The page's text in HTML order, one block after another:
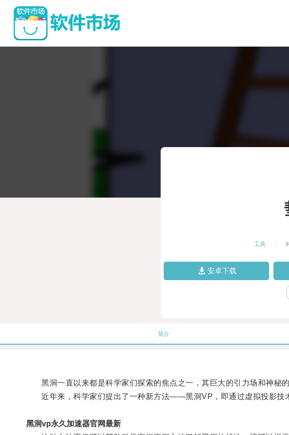
工具
安卓下载
简介
黑洞一直以来都是科学家们探索的焦点之一，其巨大的引力场和神秘的
近年来，科学家们提出了一种新方法——黑洞VP，即通过虚拟投影技术
黑洞vp永久加速器官网最新